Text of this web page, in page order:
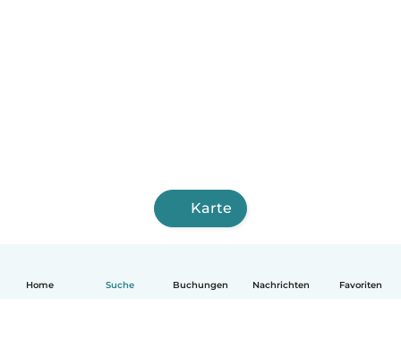
Home Suche Buchungen Nachrichten Favoriten
Karte